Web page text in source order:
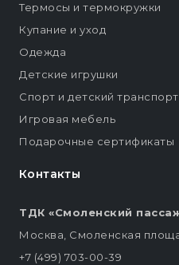
Контакты
ТДК «Смоленский
Москва, Смоленская
+7 (499) 703-00-39
Термосы и термокружки
Купание и уход
Одежда
Детские игрушки
Спорт и детский транспорт
Игровая мебель
Подарочные сертификаты